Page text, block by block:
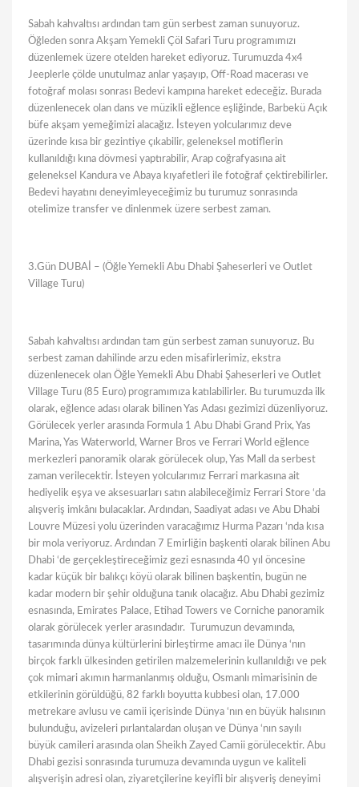
Sabah kahvaltısı ardından tam gün serbest zaman sunuyoruz.
Öğleden sonra Akşam Yemekli Çöl Safari Turu programımızı
düzenlemek üzere otelden hareket ediyoruz. Turumuzda 4x4
Jeeplerle çölde unutulmaz anlar yaşayıp, Off-Road macerası ve
fotoğraf molası sonrası Bedevi kampına hareket edeceğiz. Burada
düzenlenecek olan dans ve müzikli eğlence eşliğinde, Barbekü Açık
büfe akşam yemeğimizi alacağız. İsteyen yolcularımız deve
üzerinde kısa bir gezintiye çıkabilir, geleneksel motiflerin
kullanıldığı kına dövmesi yaptırabilir, Arap coğrafyasına ait
geleneksel Kandura ve Abaya kıyafetleri ile fotoğraf çektirebilirler.
Bedevi hayatını deneyimleyeceğimiz bu turumuz sonrasında
otelimize transfer ve dinlenmek üzere serbest zaman.
3.Gün DUBAİ – (Öğle Yemekli Abu Dhabi Şaheserleri ve Outlet
Village Turu)
Sabah kahvaltısı ardından tam gün serbest zaman sunuyoruz. Bu
serbest zaman dahilinde arzu eden misafirlerimiz, ekstra
düzenlenecek olan Öğle Yemekli Abu Dhabi Şaheserleri ve Outlet
Village Turu (85 Euro) programımıza katılabilirler. Bu turumuzda ilk
olarak, eğlence adası olarak bilinen Yas Adası gezimizi düzenliyoruz.
Görülecek yerler arasında Formula 1 Abu Dhabi Grand Prix, Yas
Marina, Yas Waterworld, Warner Bros ve Ferrari World eğlence
merkezleri panoramik olarak görülecek olup, Yas Mall da serbest
zaman verilecektir. İsteyen yolcularımız Ferrari markasına ait
hediyelik eşya ve aksesuarları satın alabileceğimiz Ferrari Store ‘da
alışveriş imkânı bulacaklar. Ardından, Saadiyat adası ve Abu Dhabi
Louvre Müzesi yolu üzerinden varacağımız Hurma Pazarı ‘nda kısa
bir mola veriyoruz. Ardından 7 Emirliğin başkenti olarak bilinen Abu
Dhabi ‘de gerçekleştireceğimiz gezi esnasında 40 yıl öncesine
kadar küçük bir balıkçı köyü olarak bilinen başkentin, bugün ne
kadar modern bir şehir olduğuna tanık olacağız. Abu Dhabi gezimiz
esnasında, Emirates Palace, Etihad Towers ve Corniche panoramik
olarak görülecek yerler arasındadır. Turumuzun devamında,
tasarımında dünya kültürlerini birleştirme amacı ile Dünya ‘nın
birçok farklı ülkesinden getirilen malzemelerinin kullanıldığı ve pek
çok mimari akımın harmanlanmış olduğu, Osmanlı mimarisinin de
etkilerinin görüldüğü, 82 farklı boyutta kubbesi olan, 17.000
metrekare avlusu ve camii içerisinde Dünya ‘nın en büyük halısının
bulunduğu, avizeleri pırlantalardan oluşan ve Dünya ‘nın sayılı
büyük camileri arasında olan Sheikh Zayed Camii görülecektir. Abu
Dhabi gezisi sonrasında turumuza devamında uygun ve kaliteli
alışverişin adresi olan, ziyaretçilerine keyifli bir alışveriş deneyimi